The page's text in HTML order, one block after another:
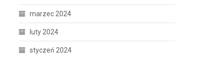
marzec 2024
luty 2024
styczeń 2024